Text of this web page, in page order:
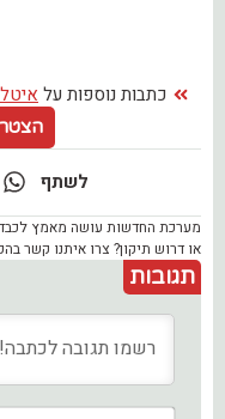
כתבות נוספות על
לשתף
מערכת החדשות עושה מאמץ לכבד
או דרוש תיקון? צרו איתנו קשר
תגובות